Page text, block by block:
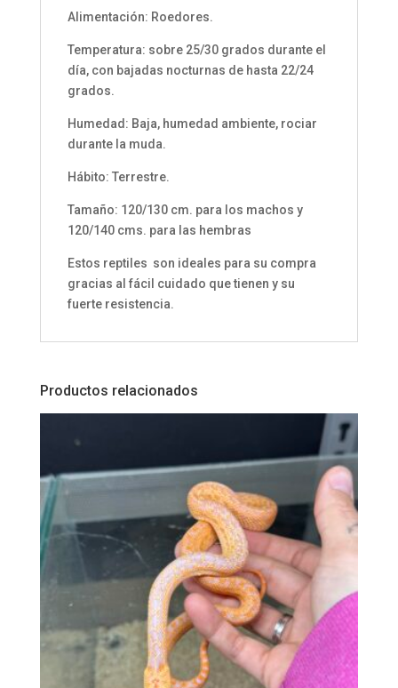
Alimentación: Roedores.
Temperatura: sobre 25/30 grados durante el
día, con bajadas nocturnas de hasta 22/24
grados.
Humedad: Baja, humedad ambiente, rociar
durante la muda.
Hábito: Terrestre.
Tamaño: 120/130 cm. para los machos y
120/140 cms. para las hembras
Estos reptiles son ideales para su compra
gracias al fácil cuidado que tienen y su
fuerte resistencia.
Productos relacionados